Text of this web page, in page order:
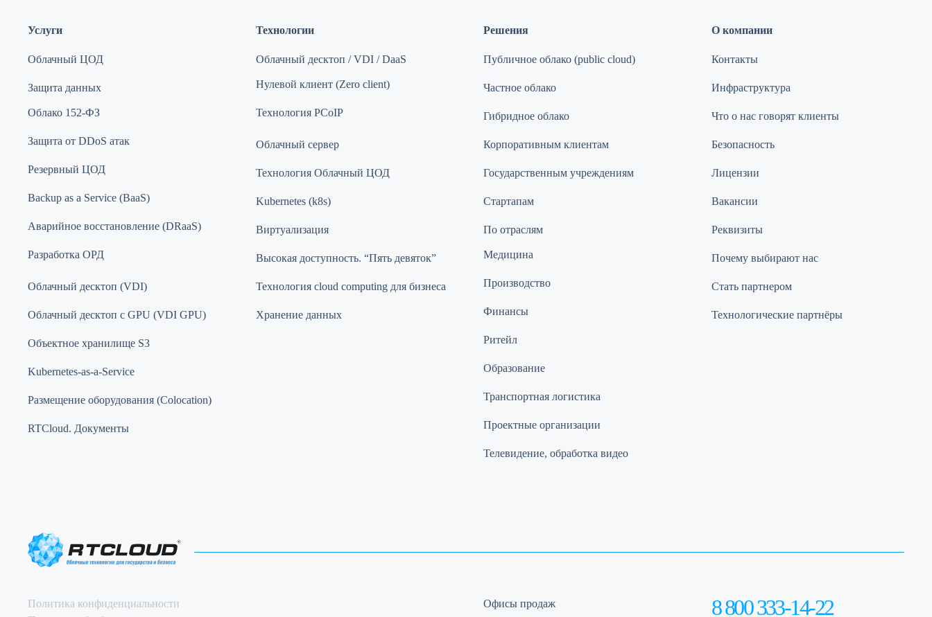
Услуги
Облачный ЦОД
Защита данных
Облако 152-ФЗ
Защита от DDoS атак
Резервный ЦОД
Backup as a Service (BaaS)
Аварийное восстановление (DRaaS)
Разработка ОРД
Облачный десктоп (VDI)
Облачный десктоп с GPU (VDI GPU)
Объектное хранилище S3
Kubernetes-as-a-Service
Размещение оборудования (Colocation)
RTCloud. Документы
Технологии
Облачный десктоп / VDI / DaaS
Нулевой клиент (Zero client)
Технология PCoIP
Облачный сервер
Технология Облачный ЦОД
Kubernetes (k8s)
Виртуализация
Высокая доступность. “Пять девяток”
Технология cloud computing для бизнеса
Хранение данных
Решения
Публичное облако (public cloud)
Частное облако
Гибридное облако
Корпоративным клиентам
Государственным учреждениям
Стартапам
По отраслям
Медицина
Производство
Финансы
Ритейл
Образование
Транспортная логистика
Проектные организации
Телевидение, обработка видео
О компании
Контакты
Инфраструктура
Что о нас говорят клиенты
Безопасность
Лицензии
Вакансии
Реквизиты
Почему выбирают нас
Стать партнером
Технологические партнёры
Политика конфиденциальности
Офисы продаж 8 800 333-14-22